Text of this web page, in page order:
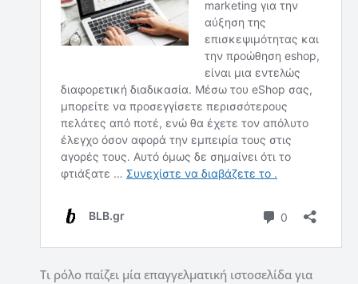
Τι ρόλο παίζει μία επαγγελματική ιστοσελίδα για